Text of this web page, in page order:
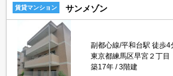
賃貸マンション サンメゾン
副都心線/平和台駅 徒歩4
東京都練馬区早宮２丁目
築17年
3階建